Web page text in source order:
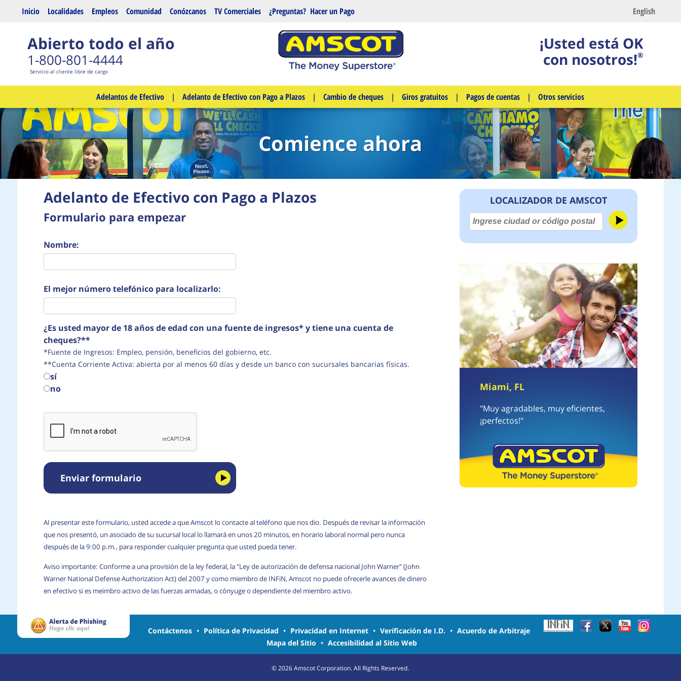
Saltar al contenido principal English
Inicio Localidades Empleos Comunidad Conózcanos TV Comerciales ¿Preguntas? Hacer un Pago
Abierto todo el año
1-800-801-4444
Servicio al cliente libre de cargo
¡Usted está OK
con nosotros!®
Adelantos de Efectivo | Adelanto de Efectivo con Pago a Plazos | Cambio de cheques | Giros gratuitos | Pagos de cuentas | Otros servicios
Comience ahora
Adelanto de Efectivo con Pago a Plazos
Formulario para empezar
Nombre:
El mejor número telefónico para localizarlo:
¿Es usted mayor de 18 años de edad con una fuente de ingresos* y tiene una cuenta de
cheques?**
*Fuente de Ingresos: Empleo, pensión, beneficios del gobierno, etc.
**Cuenta Corriente Activa: abierta por al menos 60 días y desde un banco con sucursales bancarias físicas.
sí
no
Enviar formulario
Al presentar este formulario, usted accede a que Amscot lo contacte al teléfono que nos dio. Después de revisar la información
que nos presentó, un asociado de su sucursal local lo llamará en unos 20 minutos, en horario laboral normal pero nunca
después de la 9:00 p.m., para responder cualquier pregunta que usted pueda tener.
Aviso importante: Conforme a una provisión de la ley federal, la "Ley de autorización de defensa nacional John Warner" (John
Warner National Defense Authorization Act) del 2007 y como miembro de INFiN, Amscot no puede ofrecerle avances de dinero
en efectivo si es meimbro activo de las fuerzas armadas, o cónyuge o dependiente del miembro activo.
LOCALIZADOR DE AMSCOT
Miami, FL
"Muy agradables, muy eficientes,
¡perfectos!"
Contáctenos • Política de Privacidad • Privacidad en Internet • Verificación de I.D. • Acuerdo de Arbitraje
Mapa del Sitio • Accesibilidad al Sitio Web
©2026Amscot Corporation. All Rights Reserved.